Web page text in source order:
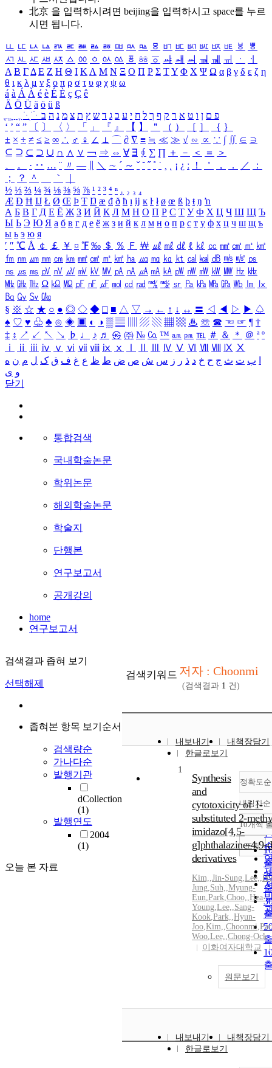
北京 을 입력하시려면 beijing을 입력하시고 space를 누르
시면 됩니다.
ㅥ ㅦ ㅧ ㅨ ㅩ ㅪ ㅫ ㅬ ㅭ ㅮ ㅯ ㅰ ㅱ ㅲ ㅳ ㅴ ㅵ ㅶ ㅷ ㅸ
ㅹ
ㅺ ㅻ ㅼ ㅽ ㅾ ㅿ ㆀ ㆁ ㆂ ㆃ ㆄ ㆅ ㆆ ㆇ ㆈ ㆉ ㆊ ㆋ ㆌ ㆍ
ㆎ
Α Β ΓΔ Ε Ζ Η Θ Ι ΚΛ Μ Ν Ξ Ο Π Ρ Σ ΤΥ Φ Χ Ψ Ω α β γ δ ε ζ η
θ ι κ λ μ ν ξ ο π ρ σ τ υ φ χ ψ ω
á à Á À é è É È ç Ç ê
Ä Ö Ü ä ö ü ß
ִֶֹ ֻּ ׁׂ פ ם ן ו ט א ר ק ף ך ל ח י ע כ ג ד ש ץ ת צ מ נ ה ב
‘ ’ “ ” 〔 〕 〈 〉 「 」 『 』 【 】 ＂ （ ） ［ ］ ｛ ｝
± × ÷ ≠ ≤ ≥ ∞ ∴ ♂ ♀ ∠ ⊥ ⌒ ∂ ∇ ≡ ≒ ≪ ≫ √ ∽ ∝ ∵ ∫ ∬ ∈ ∋
⊆ ⊇ ⊂ ⊃ ∪ ∩ ∧ ∨ ￢ ⇒ ⇔ ∀ ∃ ∮ ∑ ∏ ＋ － ＜ ＝
＞
、
。 · ‥ … ¨ 〃 ― ＼ ∼ ´ ～ ˇ ˘ ˝ ˚ ˙ ¸ ¡ ¿ ː ！ ＇ ， ． ／
：
；
？ ＾ ｀
½ ⅓ ⅔ ¼ ¾ ⅛ ⅜ ⅝ ⅞ ¹ ² ³ ⁴ ⁿ ₁ ₂ ₃ ₄
Æ Ð Ħ Ĳ Ł Ø Œ Þ Ŧ Ŋ æ đ ð ħ ı ĳ ĸ ŀ ł ø œ ß þ ŧ ŋ ŉ
А Б В Г Д Е Ё Ж З И Й К Л М Н О П Р С Т У Ф Х Ц Ч Ш Щ Ъ
Ы Ь Э Ю Я а б в г д е ё ж з и й к л м н о п р с т у ф х ц ч ш щ ъ
ы ь э ю я
′ ″ ℃ Å ￠ ￡ ￥ ¤ ℉ ‰ ＄ ％ Ｆ ￦ ㎕ ㎖ ㎗ ℓ ㎘ ㏄ ㎣ ㎤ ㎥ ㎦
㎙ ㎚ ㎛ ㎜ ㎝ ㎞ ㎟ ㎠ ㎡ ㎢ ㏊ ㎍ ㎎ ㎏ ㏏ ㎈ ㎉ ㏈ ㎧ ㎨ ㎰
㎱ ㎲ ㎳ ㎴ ㎵ ㎶ ㎷ ㎸ ㎹ ㎀ ㎁ ㎂ ㎃ ㎄ ㎺ ㎻ ㎽ ㎾ ㎿ ㎐ ㎑
㎒ ㎓ ㎔ Ω ㏀ ㏁ ㎊ ㎋ ㎌ ㏖ ㏅ ㎭ ㎮ ㎯ ㏛ ㎩ ㎪ ㎫ ㎬ ㏝ ㏐
㏓
㏃ ㏉ ㏜ ㏆
§ ※ ☆ ★ ○ ● ◎ ◇ ◆ □ ■ △ ▽ → ← ↑ ↓ ↔ 〓 ◁ ◀ ▷ ▶ ♤
♠ ♡ ♥ ♧ ♣ ⊙ ◈ ▣ ◐ ◑ ▒ ▤ ▨ ▧ ▦ ▩ ♨ ☏ ☎ ☜ ☞ ¶ †
‡ ↕ ↗ ↙ ↖ ↘ ♭ ♩ ♪ ♬ ㉿ ㈜ № ㏇ ™ ㏂ ㏘ ℡ ＃ ＆ ＊ ＠ ª º
ⅰ
ⅱ ⅲ ⅳ ⅴ ⅵ ⅶ ⅷ ⅸ ⅹ Ⅳ Ⅴ Ⅵ Ⅶ Ⅷ Ⅸ Ⅹ
ب ت ث ج ح خ د ذ ر ز س ش ص ض ط ظ ع غ ف ق ک ل م ن ه
و ی
닫기
통합검색
국내학술논문
학위논문
해외학술논문
학술지
단행본
연구보고서
공개강의
home
연구보고서
검색결과 좁혀 보기
선택해제
좁혀본 항목 보기순서
검색량순
가나다순
발행기관
dCollection
(1)
발행연도
2004
(1)
오늘 본 자료
검색키워드 저자 : Choonmi
(검색결과 1 건)
내보내기
내책장담기
한글로보기
정확도순
내림차순
10개씩
조회
1
Synthesis
and
cytotoxicity of 1-
substituted 2-
imidazo[4,5-
g]phthalazine-4,9-
derivatives
Kim,,Jin-Sung,Lee,,
Jung,Suh,,Myung-
Eun,Park,Choo,,Hea-
Young,Lee,,Sang-
Kook,Park,,Hyun-
Joo,Kim,,Choonmi,
Woo,Lee,,Chong-Ock
이화여자대학교
원문보기
내보내기
내책장담기
한글로보기